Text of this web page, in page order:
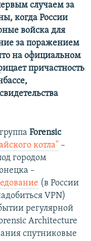
случаем за
когда России
войска для
за поражением
на официальном
причастность
Forensic
котла" –
городом
–
(в России
VPN)
регулярной
Architecture
спутниковые